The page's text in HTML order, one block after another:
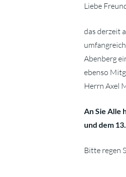
Liebe
das derzeit
Abenberg
ebenso
Herrn Axel
An Sie Alle
und dem
Bitte regen